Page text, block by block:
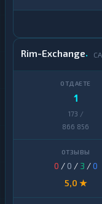
Rim-Exchange
1
173 /
866 856
0 / 0 / 3 /0
5,0 ★